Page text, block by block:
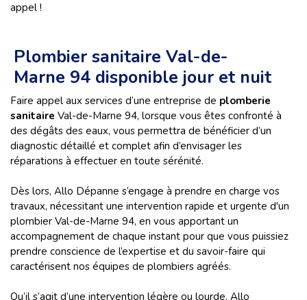
appel !
Plombier sanitaire Val-de-
Marne 94 disponible jour et nuit
Faire appel aux services d’une entreprise de plomberie
sanitaire Val-de-Marne 94, lorsque vous êtes confronté à
des dégâts des eaux, vous permettra de bénéficier d’un
diagnostic détaillé et complet afin d’envisager les
réparations à effectuer en toute sérénité.
Dès lors, Allo Dépanne s’engage à prendre en charge vos
travaux, nécessitant une intervention rapide et urgente d'un
plombier Val-de-Marne 94, en vous apportant un
accompagnement de chaque instant pour que vous puissiez
prendre conscience de l’expertise et du savoir-faire qui
caractérisent nos équipes de plombiers agréés.
Qu’il s’agit d’une intervention légère ou lourde, Allo